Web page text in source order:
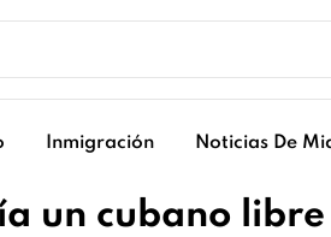
Inmigración Noticias De
un cubano libre